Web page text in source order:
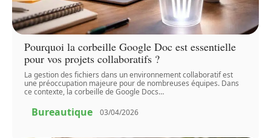
Pourquoi la corbeille Google Doc est essentielle
pour vos projets collaboratifs ?
La gestion des fichiers dans un environnement collaboratif est
une préoccupation majeure pour de nombreuses équipes. Dans
ce contexte, la corbeille de Google Docs…
Bureautique 03/04/2026